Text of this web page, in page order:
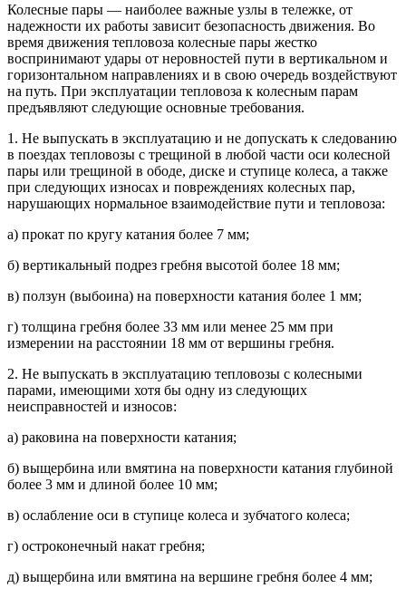
Колесные пары — наиболее важные узлы в тележке, от
надежности их работы зависит безопасность движения. Во
время движения тепловоза колесные пары жестко
воспринимают удары от неровностей пути в вертикальном и
горизонтальном направлениях и в свою очередь воздействуют
на путь. При эксплуатации тепловоза к колесным парам
предъявляют следующие основные требования.
1. Не выпускать в эксплуатацию и не допускать к следованию
в поездах тепловозы с трещиной в любой части оси колесной
пары или трещиной в ободе, диске и ступице колеса, а также
при следующих износах и повреждениях колесных пар,
нарушающих нормальное взаимодействие пути и тепловоза:
а) прокат по кругу катания более 7 мм;
б) вертикальный подрез гребня высотой более 18 мм;
в) ползун (выбоина) на поверхности катания более 1 мм;
г) толщина гребня более 33 мм или менее 25 мм при
измерении на расстоянии 18 мм от вершины гребня.
2. Не выпускать в эксплуатацию тепловозы с колесными
парами, имеющими хотя бы одну из следующих
неисправностей и износов:
а) раковина на поверхности катания;
б) выщербина или вмятина на поверхности катания глубиной
более 3 мм и длиной более 10 мм;
в) ослабление оси в ступице колеса и зубчатого колеса;
г) остроконечный накат гребня;
д) выщербина или вмятина на вершине гребня более 4 мм;